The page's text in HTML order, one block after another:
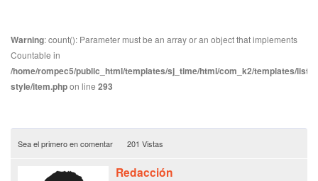
Warning: count(): Parameter must be an array or an object that implements
Countable in
/home/rompec5/public_html/templates/sj_time/html/com_k2/templates/
style/item.phpon line 293
Sea el primero en comentar 201 Vistas
Redacción